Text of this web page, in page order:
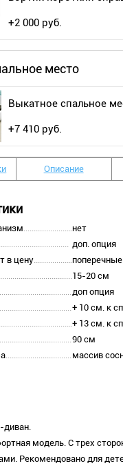
+2 000 руб.
место
Выкатное спальное
+7 410 руб.
Описание
нет
доп. опция
в цену
15-20 см
доп опция
+ 10 см. к
+ 13 см. к
90 см
массив
диван.
модель. С трех
Рекомендовано для